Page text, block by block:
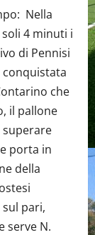
Nella
4 minuti i
di Pennisi
conquistata
che
il pallone
superare
porta in
della
pari,
serve N.